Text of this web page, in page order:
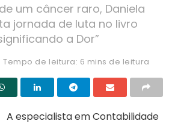
um câncer raro, Daniela
jornada de luta no livro
a Dor”
Tempo de leitura: 6 mins de leitura
A especialista em Contabilidade